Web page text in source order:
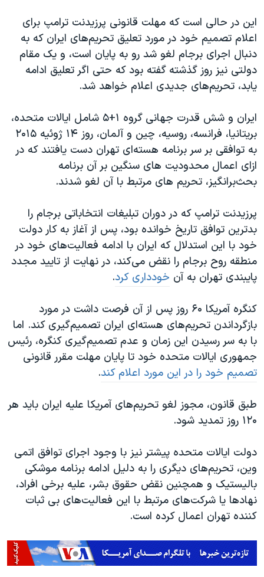
صفحه‌های ویژه
سفر پرزیدنت ترامپ به چین
این در حالی است که مهلت قانونی پرزیدنت ترامپ برای
اعلام تصمیم خود در مورد تعلیق تحریم‌های ایران که به
دنبال اجرای برجام لغو شد رو به پایان است، و یک مقام
دولتی نیز روز گذشته گفته بود که حتی اگر تعلیق ادامه
یابد، تحریم‌های جدیدی اعلام خواهد شد.
ایران و شش قدرت جهانی گروه ۱+۵ شامل ایالات متحده،
بریتانیا، فرانسه، روسیه، چین و آلمان، روز ۱۴ ژوئیه ۲۰۱۵
به توافقی بر سر برنامه هسته‌ای تهران دست یافتند که در
ازای اعمال محدودیت های سنگین بر آن برنامه
بحث‌برانگیز، تحریم های مرتبط با آن لغو شدند.
پرزیدنت ترامپ که در دوران تبلیغات انتخاباتی برجام را
بدترین توافق تاریخ خوانده بود، پس از آغاز به کار دولت
خود با این استدلال که ایران با ادامه فعالیت‌های خود در
منطقه روح برجام را نقض می‌کند، در نهایت از تایید مجدد
پایبندی تهران به آن خودداری کرد.
کنگره آمریکا ۶۰ روز پس از آن فرصت داشت در مورد
بازگرداندن تحریم‌های هسته‌ای ایران تصمیم‌گیری کند. اما
با به سر رسیدن این زمان و عدم تصمیم‌گیری کنگره، رئیس
جمهوری ایالات متحده خود تا پایان مهلت مقرر قانونی
تصمیم خود را در این مورد اعلام کند.
طبق قانون، مجوز لغو تحریم‌های آمریکا علیه ایران باید هر
۱۲۰ روز تمدید شود.
دولت ایالات متحده پیشتر نیز با وجود اجرای توافق اتمی
وین، تحریم‌های دیگری را به دلیل ادامه برنامه موشکی
بالیستیک و همچنین نقض حقوق بشر، علیه برخی افراد،
نهادها یا شرکت‌های مرتبط با این فعالیت‌های بی ثبات
کننده تهران اعمال کرده است.